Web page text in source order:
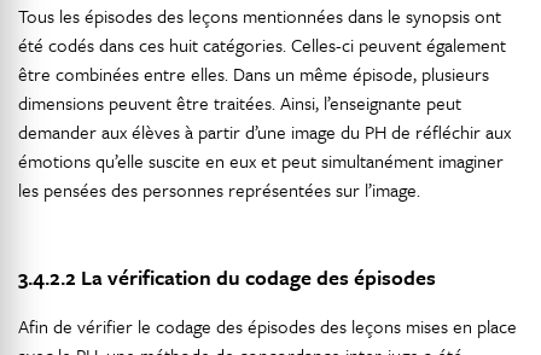
Tous les épisodes des leçons mentionnées dans le synopsis ont
été codés dans ces huit catégories. Celles-ci peuvent également
être combinées entre elles. Dans un même épisode, plusieurs
dimensions peuvent être traitées. Ainsi, l’enseignante peut
demander aux élèves à partir d’une image du PH de réfléchir aux
émotions qu’elle suscite en eux et peut simultanément imaginer
les pensées des personnes représentées sur l’image.
3.4.2.2 La vérification du codage des épisodes
Afin de vérifier le codage des épisodes des leçons mises en place